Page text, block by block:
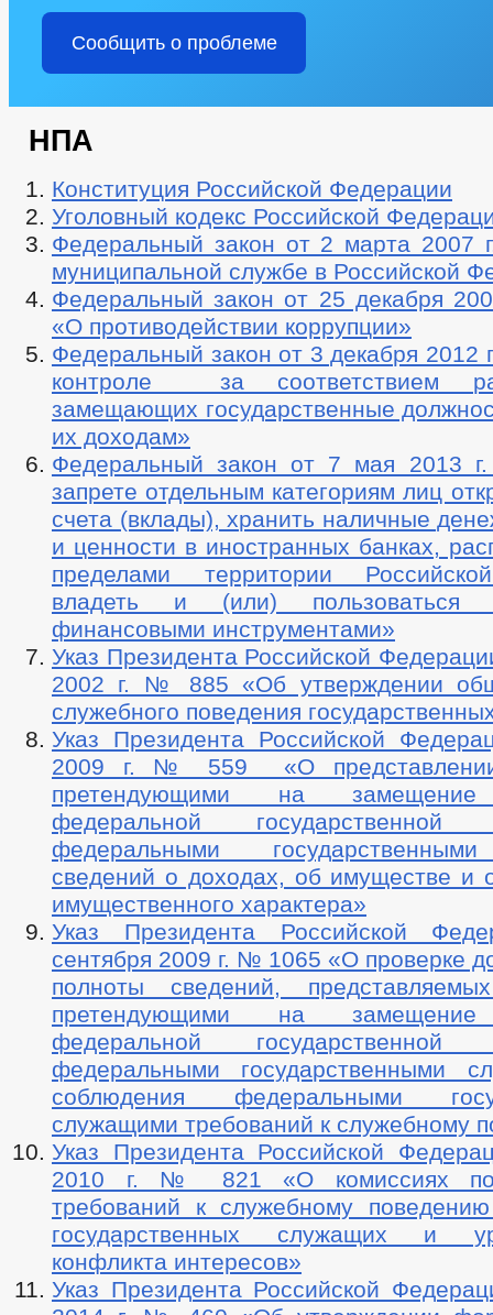
ГЛАВА РЕКВИЗИТЫ
ИНФОРМАЦИЯ О ДЕЯТЕЛЬНОСТИ
ГРАДОСТРОИТЕЛЬНОЕ ЗОНИРОВАНИЕ
МЕСТНЫЕ НОРМАТИВЫ ГРАДОСТРОИТЕЛЬНОГО
СВЕДЕНИЯ О ДОХОДАХ СОТРУДНИКОВ
СТРУКТУРА,
СВЕДЕНИЯ О ЧИСЛЕННОСТИ МУНИЦИПАЛЬНЫХ СЛУЖАЩИХ
ИНФОРМАЦИЯ О КАДРОВОМ ОБЕСПЕЧЕНИИ
ПОРЯДОК
КАДРОВЫЙ РЕЗЕРВ
КОНТАКТНАЯ ИНФОРМАЦИЯ
КВАЛИФИКАЦИОННЫЕ ТРЕБОВАНИЯ
НОРМАТИВНО-
СПЕЦИАЛЬНАЯ ОЦЕНКА УСЛОВИЙ ТРУДА
СОСТАВ
ПОДВЕДОМСТВЕННЫЕ ОРГАНИЗАЦИИ
ПРЕДПРИНИМАТЕЛЬСТВО
КОЛИЧЕСТВО СУБЪЕКТОВ
ОБЪЕКТЫ ДЛЯ МАЛОГО И СРЕДНЕГО БИЗНЕСА
СВЕДЕНИЯ
ОБЪЕКТЫ, ПРЕДЛАГАЕМЫЕ ДЛЯ СДАЧИ В АРЕНДУ
ЧИСЛО ЗАМЕЩЕННЫХ РАБОЧИХ МЕСТ
ОБОРОТ ТОВАРОВ,
ФИНАНСОВО-ЭКОНОМИЧЕСКОЕ СОСТОЯНИЕ СУБЪЕКТОВ
СОВЕТ ПО ПРЕДПРИНИМАТЕЛЬСТВУ
МЕСТНЫЕ НАЛОГИ
СТАТИСТИЧЕСКИЕ ДАННЫЕ
КОМИССИИ
РАБОЧАЯ ГРУППА АНК
РАБОЧАЯ
ПРОТИВОДЕЙСТВИЕ КОРРУПЦИИ
РАБОЧАЯ ГРУППА ПО
КОМИССИЯ ПО СПИСАНИЮ ЗАДОЛЖЕННОСТИ ПО ПЛАТЕЖАМ В
ОБЩЕСТВЕННЫЙ СОВЕТ ПО РАССМОТРЕНИЮ ВОПРОСОВ
ИНФОРМАЦИЯ О ЛИЦАХ, ПРОПАВШИХ БЕЗ ВЕСТИ
ТЕКСТЫ
ЦЕЛЕВЫЕ ПРОГРАММЫ
ЗАКУПКА ТОВАРОВ, РАБОТ И УСЛУГ
СОВЕТ ДЕПУТАТОВ
ДЕПУТАТЫ ПЛАН РАБОТЫ
ЗАСЕДАНИЯ СОВЕТА ДЕПУТАТОВ
СОЦИАЛЬНЫЙ ПРОЕКТ — МУНИЦИПАЛЬНЫЙ
ПРОТИВОДЕЙСТВИЕ КОРРУПЦИИ
НПА
ИНЫЕ АКТЫ В СФЕРЕ
МЕТОДИЧЕСКИЕ МАТЕРИАЛЫ
ФОРМЫ ДОКУМЕНТОВ, СВЯЗАННЫХ
СВЕДЕНИЯ О ДОХОДАХ, РАСХОДАХ, ОБ ИМУЩЕСТВЕ И
КОМИССИЯ ПО СОБЛЮДЕНИЮ ТРЕБОВАНИЙ К СЛУЖЕБНОМУ
ОБРАТНАЯ СВЯЗЬ ДЛЯ СООБЩЕНИЙ О ФАКТАХ КОРРУПЦИИ
ПРАВОВЫЕ АКТЫ
УСТАВ ПЕРЕЧНИ ПОРУЧЕНИЙ
2021
2020
2019
2018
ПРОЕКТЫ К ОБСУЖДЕНИЮ
ПРОЕКТЫ РЕШЕНИЙ
ПРОЕКТЫ РЕШЕНИЙ О
ПРОЕКТЫ АДМИНИСТРАТИВНЫХ РЕГЛАМЕНТОВ
_
ПЕРЕЧЕНЬ НПА, СОДЕРЖАЩИХ ОБЯЗАТЕЛЬНЫЕ ТРЕБОВАНИЯ
ПОСТАНОВЛЕНИЯ АДМИНИСТРАЦИИ
РАСПОРЯЖЕНИЯ
ПОРЯДОК ОБЖАЛОВАНИЯ НПА
ПУБЛИЧНЫЕ СЛУШАНИЯ
БЮДЖЕТ
БЮДЖЕТ ПО ГОДАМ
ОТЧЕТ ОБ ИСПОЛНЕНИИ БЮДЖЕТА
_
МУНИЦИПАЛЬНЫЕ УСЛУГИ
ПРЕДОСТАВЛЕНИЕ УСЛУГ ИНВАЛИДАМ
СТАНДАРТЫ МУНИЦИПАЛЬНЫХ УСЛУГ
ПЕРЕЧЕНЬ НПА, СОДЕРЖАЩИХ ОБЯЗАТЕЛЬНЫЕ ТРЕБОВАНИЯ,
КОНТРОЛЮ
Сообщить о проблеме
НПА
Конституция Российской Федерации
Уголовный кодекс Российской
Федеральный закон от 2 марта
муниципальной службе в Российской
Федеральный закон от 25 декабря
«О противодействии коррупции»
Федеральный закон от 3 декабря
контроле за соответствием
замещающих государственные
их доходам»
Федеральный закон от 7 мая
запрете отдельным категориям лиц
счета (вклады), хранить наличные
и ценности в иностранных банках,
пределами территории
владеть и (или) пользоваться
финансовыми инструментами»
Указ Президента Российской
2002 г. № 885 «Об утверждении
служебного поведения
Указ Президента Российской
2009 г. № 559 «О представлении
претендующими на замещение
федеральной
федеральными
сведений о доходах, об имуществе и
имущественного характера»
Указ Президента Российской
сентября 2009 г. № 1065 «О проверке
полноты сведений,
претендующими на замещение
федеральной
федеральными государственными
соблюдения федеральными
служащими требований к служебному
Указ Президента Российской
2010 г. № 821 «О комиссиях по
требований к служебному
государственных служащих и
конфликта интересов»
Указ Президента Российской